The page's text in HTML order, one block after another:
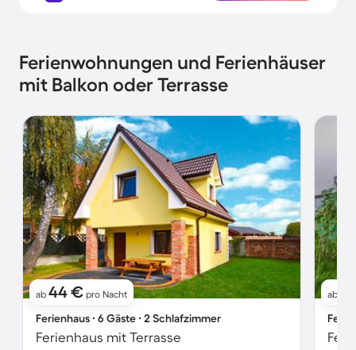
Ferienwohnungen und Ferienhäuser
mit Balkon oder Terrasse
ab 44 € pro Nacht
Ferienhaus ∙ 6 Gäste ∙ 2 Schlafzimmer
Ferienhaus mit Terrasse
ab